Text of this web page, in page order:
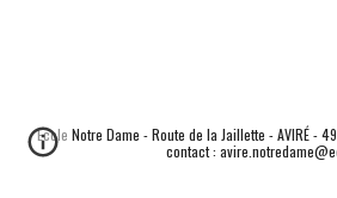
Ecole Notre Dame - Route de la Jaillette - AVIRÉ -
contact :